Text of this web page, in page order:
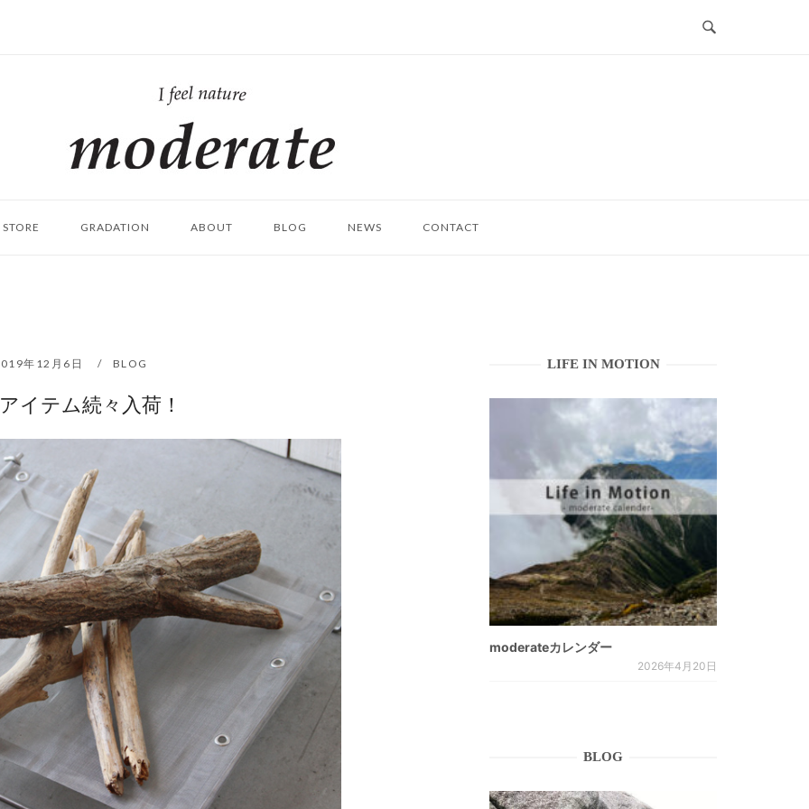
ム
STORE GRADATION ABOUT BLOG NEWS CONTACT
年12月6日 BLOG
イテム続々入荷！
LIFE IN MOTION
moderateカレンダー
2026年4月20日
BLOG